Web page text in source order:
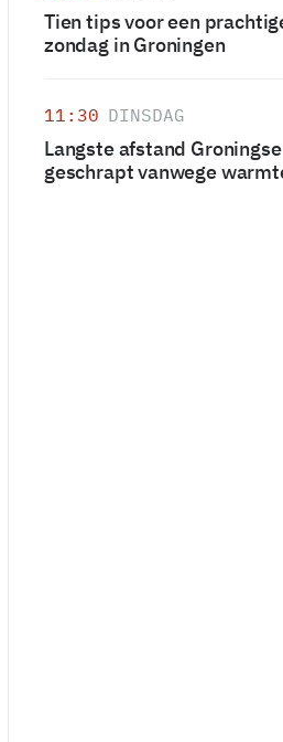
Tien tips voor een
zondag in Groningen
11:30 DINSDAG
Langste afstand
geschrapt vanwege